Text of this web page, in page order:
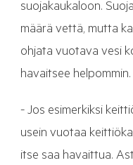
suojakaukaloon.
määrä vettä, mutta
ohjata vuotava vesi
havaitsee helpommin.
- Jos esimerkiksi
usein vuotaa
itse saa havaittua.